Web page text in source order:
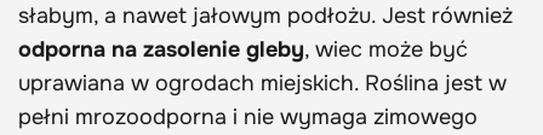
słabym, a nawet jałowym podłożu. Jest również
odporna na zasolenie gleby, wiec może być
uprawiana w ogrodach miejskich. Roślina jest w
pełni mrozoodporna i nie wymaga zimowego